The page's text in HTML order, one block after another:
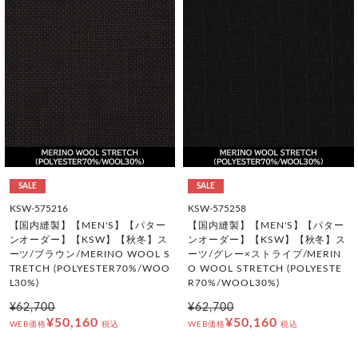
SALE
KSW-575216
【国内縫製】【MEN'S】【パター
ンオーダー】【KSW】【秋冬】ス
ーツ/ブラウン/MERINO WOOL S
TRETCH (POLYESTER70%/WOO
L30%)
¥62,700
WEB価格¥50,160 税込
SALE
KSW-575258
【国内縫製】【MEN'S】【パター
ンオーダー】【KSW】【秋冬】ス
ーツ/グレー×ストライプ/MERIN
O WOOL STRETCH (POLYESTE
R70%/WOOL30%)
¥62,700
WEB価格¥50,160 税込